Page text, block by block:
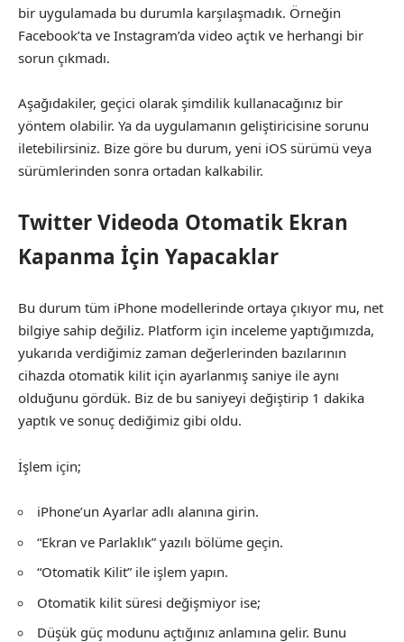
bir uygulamada bu durumla karşılaşmadık. Örneğin
Facebook’ta ve Instagram’da video açtık ve herhangi bir
sorun çıkmadı.
Aşağıdakiler, geçici olarak şimdilik kullanacağınız bir
yöntem olabilir. Ya da uygulamanın geliştiricisine sorunu
iletebilirsiniz. Bize göre bu durum, yeni iOS sürümü veya
sürümlerinden sonra ortadan kalkabilir.
Twitter Videoda Otomatik Ekran
Kapanma İçin Yapacaklar
Bu durum tüm iPhone modellerinde ortaya çıkıyor mu, net
bilgiye sahip değiliz. Platform için inceleme yaptığımızda,
yukarıda verdiğimiz zaman değerlerinden bazılarının
cihazda otomatik kilit için ayarlanmış saniye ile aynı
olduğunu gördük. Biz de bu saniyeyi değiştirip 1 dakika
yaptık ve sonuç dediğimiz gibi oldu.
İşlem için;
iPhone’un Ayarlar adlı alanına girin.
“Ekran ve Parlaklık” yazılı bölüme geçin.
“Otomatik Kilit” ile işlem yapın.
Otomatik kilit süresi değişmiyor ise;
Düşük güç modunu açtığınız anlamına gelir. Bunu